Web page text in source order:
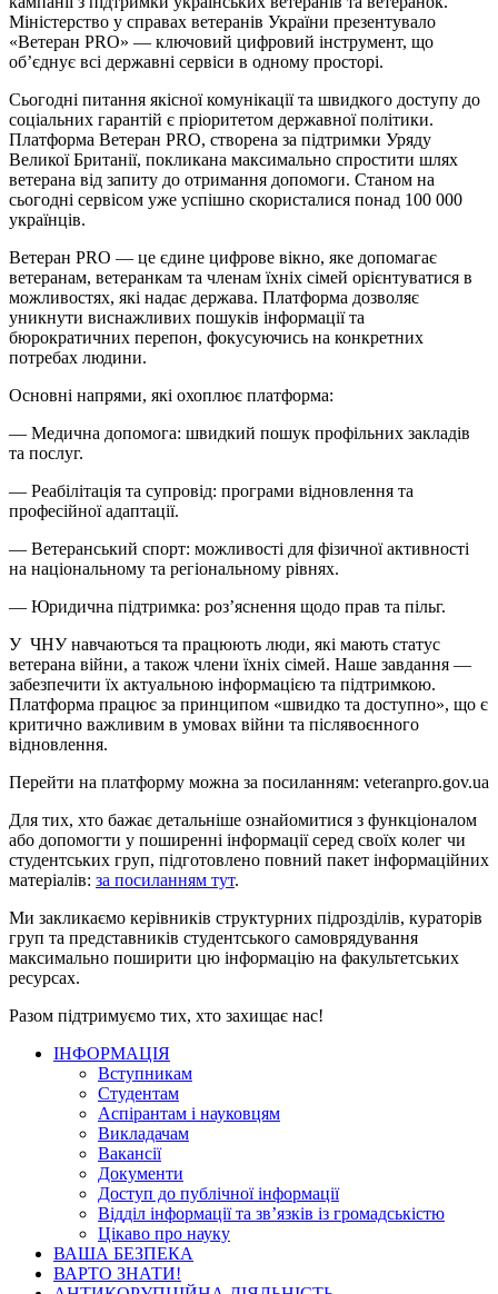
Міністерство у справах ветеранів України презентувало
«Ветеран PRO» — ключовий цифровий інструмент, що
об’єднує всі державні сервіси в одному просторі.
Сьогодні питання якісної комунікації та швидкого доступу до
соціальних гарантій є пріоритетом державної політики.
Платформа Ветеран PRO, створена за підтримки Уряду
Великої Британії, покликана максимально спростити шлях
ветерана від запиту до отримання допомоги. Станом на
сьогодні сервісом уже успішно скористалися понад 100 000
українців.
Ветеран PRO — це єдине цифрове вікно, яке допомагає
ветеранам, ветеранкам та членам їхніх сімей орієнтуватися в
можливостях, які надає держава. Платформа дозволяє
уникнути виснажливих пошуків інформації та
бюрократичних перепон, фокусуючись на конкретних
потребах людини.
Основні напрями, які охоплює платформа:
— Медична допомога: швидкий пошук профільних закладів
та послуг.
— Реабілітація та супровід: програми відновлення та
професійної адаптації.
— Ветеранський спорт: можливості для фізичної активності
на національному та регіональному рівнях.
— Юридична підтримка: роз’яснення щодо прав та пільг.
У ЧНУ навчаються та працюють люди, які мають статус
ветерана війни, а також члени їхніх сімей. Наше завдання —
забезпечити їх актуальною інформацією та підтримкою.
Платформа працює за принципом «швидко та доступно», що є
критично важливим в умовах війни та післявоєнного
відновлення.
Перейти на платформу можна за посиланням: veteranpro.gov.ua
Для тих, хто бажає детальніше ознайомитися з функціоналом
або допомогти у поширенні інформації серед своїх колег чи
студентських груп, підготовлено повний пакет інформаційних
матеріалів: за посиланням тут.
Ми закликаємо керівників структурних підрозділів, кураторів
груп та представників студентського самоврядування
максимально поширити цю інформацію на факультетських
ресурсах.
Разом підтримуємо тих, хто захищає нас!
ІНФОРМАЦІЯ
Вступникам
Студентам
Аспірантам і науковцям
Викладачам
Вакансії
Документи
Доступ до публічної інформації
Відділ інформації та зв’язків із громадськістю
Цікаво про науку
ВАША БЕЗПЕКА
ВАРТО ЗНАТИ!